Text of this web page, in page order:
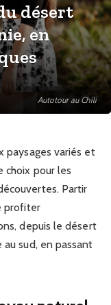
Autotour au Chili
désert
en
paysages variés et
choix pour les
Partir
profiter
depuis le désert
au sud, en passant